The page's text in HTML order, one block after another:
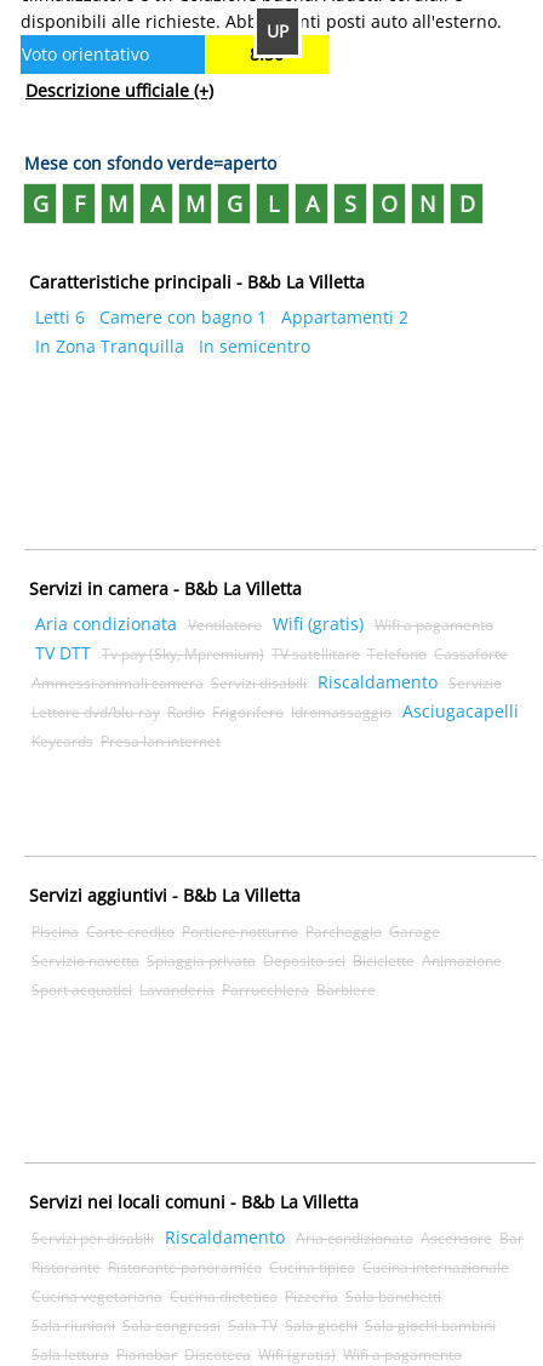
UP
disponibili alle richieste. Abbondanti posti auto all'esterno.
Voto orientativo
8.50
Descrizione ufficiale (+)
Mese con sfondo verde=aperto
G F M A M G L A S O N D
Caratteristiche principali - B&b La Villetta
Letti 6
Camere con bagno 1
Appartamenti 2
In Zona Tranquilla
In semicentro
Servizi in camera - B&b La Villetta
Aria condizionata
Ventilatore Wifi (gratis) Wifi a pagamento
TV DTT Tv pay (Sky, Mpremium) TV satellitare Telefono Cassaforte
Ammessi animali camera Servizi disabili Riscaldamento Servizio
Lettore dvd/blu-ray Radio Frigorifero Idromassaggio Asciugacapelli
Keycards Presa lan internet
Servizi aggiuntivi - B&b La Villetta
Piscina Carte credito Portiere notturno Parcheggio Garage
Servizio navetta Spiaggia privata Deposito sci Biciclette Animazione
Sport acquatici Lavanderia Parrucchiera Barbiere
Servizi nei locali comuni - B&b La Villetta
Servizi per disabili Riscaldamento Aria condizionata Ascensore Bar
Ristorante Ristorante panoramico Cucina tipica Cucina internazionale
Cucina vegetariana Cucina dietetica Pizzeria Sala banchetti
Sala riunioni Sala congressi Sala TV Sala giochi Sala giochi bambini
Sala lettura Pianobar Discoteca Wifi (gratis) Wifi a pagamento